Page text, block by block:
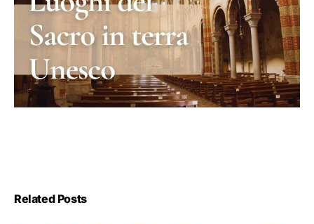
Related Posts